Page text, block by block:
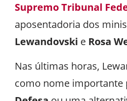
Supremo Tribunal
aposentadoria dos
Lewandovski e Rosa
Nas últimas horas,
como nome importante